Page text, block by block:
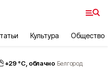
Культура Общество
+29 °С, облачно Белгород